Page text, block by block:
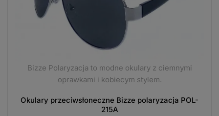
Bizze Polaryzacja to modne okulary z ciemnymi
oprawkami i kobiecym stylem.
Okulary przeciwsłoneczne Bizze polaryzacja POL-
215A